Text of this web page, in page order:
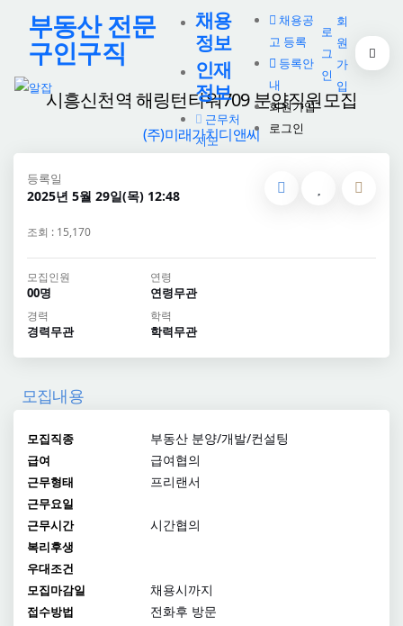
부동산 전문
구인구직
채용
정보
인재
정보
근무처
지도
채용공
고 등록
등록안
내
회원가입
로그인
로
그
인
회
원
가
입
시흥신천역 해링턴타워709 분양직원모집
(주)미래가치디앤씨
등록일
2025년 5월 29일(목) 12:48
조회 : 15,170
모집인원
00명
연령
연령무관
경력
경력무관
학력
학력무관
모집내용
모집직종 부동산 분양/개발/컨설팅
급여 급여협의
근무형태 프리랜서
근무요일
근무시간
시간협의
복리후생
우대조건
모집마감일
채용시까지
접수방법 전화후 방문